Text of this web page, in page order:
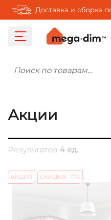
Доставка и сборка
Поиск по товарам...
Акции
Результатов 4 ед.
АКЦИЯ СКИДКА -17%